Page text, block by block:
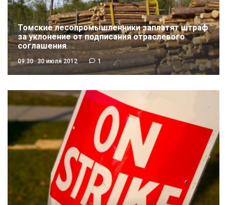
Томские лесопромышленники заплатят штраф
за уклонение от подписания отраслевого
соглашения
09:30 30 июля 2012 1